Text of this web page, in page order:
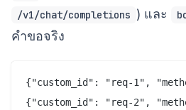
/v1/chat/completions ) และ
คำขอจริง
{"custom_id": "req-1",